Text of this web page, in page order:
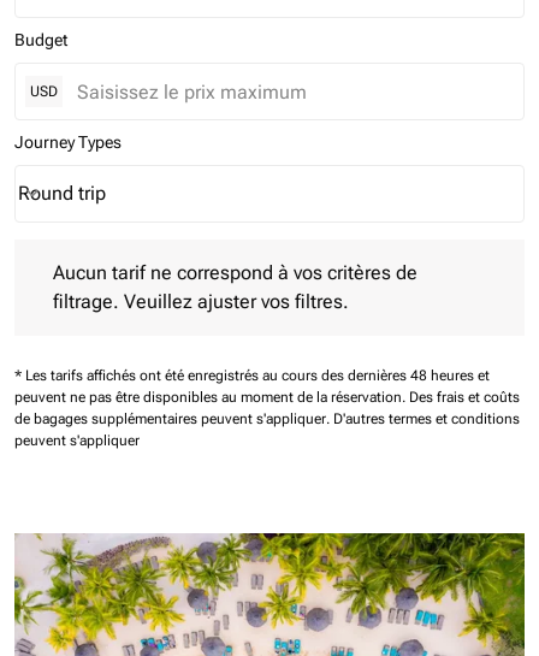
Budget
USD
Journey Types
Journey Types option Round trip Selected
Round trip
keyboard_arrow_down
Aucun tarif ne correspond à vos critères de
filtrage. Veuillez ajuster vos filtres.
* Les tarifs affichés ont été enregistrés au cours des dernières 48 heures et
peuvent ne pas être disponibles au moment de la réservation. Des frais et coûts
de bagages supplémentaires peuvent s'appliquer. D'autres termes et conditions
peuvent s'appliquer